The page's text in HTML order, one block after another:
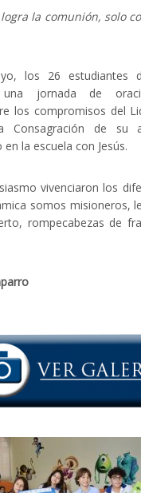
logra la comunión, solo
los 26 estudiantes
una jornada de
los compromisos del
Consagración de su
la escuela con Jesús.
vivenciaron los
somos misioneros,
rompecabezas de